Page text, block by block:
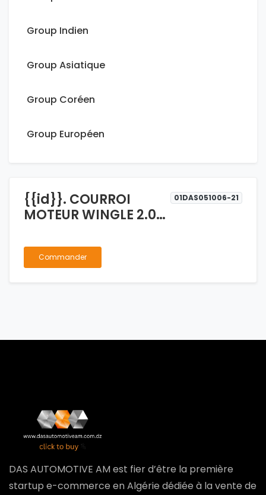
Group Indien
Group Asiatique
Group Coréen
Group Européen
{{id}}. COURROI
MOTEUR WINGLE 2.0
01DAS051006-21
Commander
DAS AUTOMOTIVE AM est fier d’être la première
startup e-commerce en Algérie dédiée à la vente de